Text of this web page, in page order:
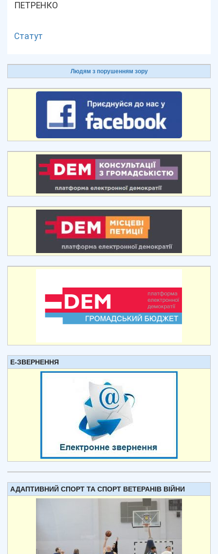
ПЕТРЕНКО
Статут
Людям з порушенням зору
Е-ЗВЕРНЕННЯ
АДАПТИВНИЙ СПОРТ ТА СПОРТ ВЕТЕРАНІВ ВІЙНИ